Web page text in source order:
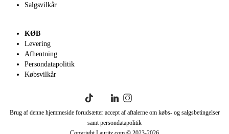
Salgsvilkår
KØB
Levering
Afhentning
Persondatapolitik
Købsvilkår
Brug af denne hjemmeside forudsætter accept af aftalerne om købs- og salgsbetingelser
samt persondatapolitik